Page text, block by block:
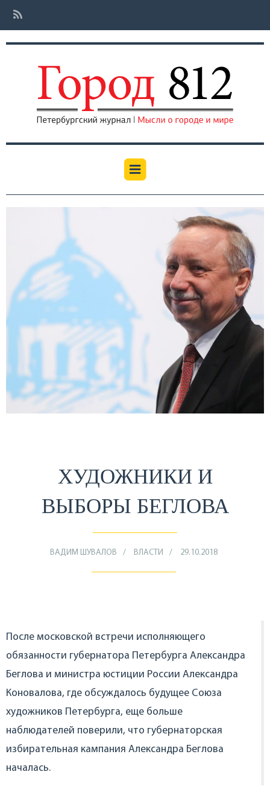
ХУДОЖНИКИ И
ВЫБОРЫ БЕГЛОВА
ВАДИМ ШУВАЛОВ ВЛАСТИ 29.10.2018
После московской встречи исполняющего
обязанности губернатора Петербурга Александра
Беглова и министра юстиции России Александра
Коновалова, где обсуждалось будущее Союза
художников Петербурга, еще больше
наблюдателей поверили, что губернаторская
избирательная кампания Александра Беглова
началась.